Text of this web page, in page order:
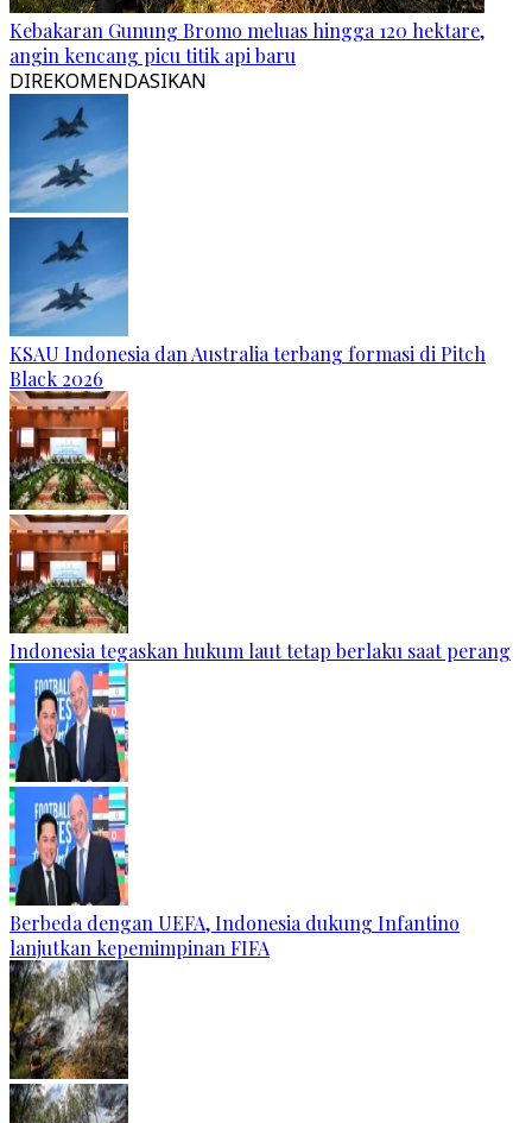
Kebakaran Gunung Bromo meluas hingga 120 hektare,
angin kencang picu titik api baru
DIREKOMENDASIKAN
KSAU Indonesia dan Australia terbang formasi di Pitch
Black 2026
Indonesia tegaskan hukum laut tetap berlaku saat perang
Berbeda dengan UEFA, Indonesia dukung Infantino
lanjutkan kepemimpinan FIFA